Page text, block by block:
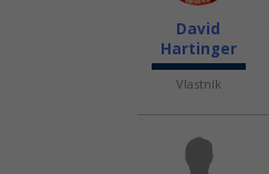
David
Hartinger
Vlastník